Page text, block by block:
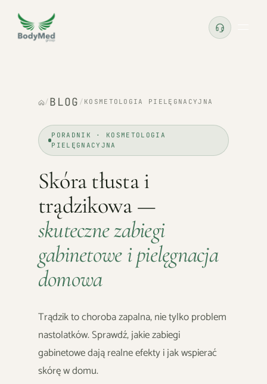
/ BLOG / KOSMETOLOGIA PIELĘGNACYJNA
PORADNIK · KOSMETOLOGIA
PIELĘGNACYJNA
Skóra tłusta i
trądzikowa —
skuteczne zabiegi
gabinetowe i pielęgnacja
domowa
Trądzik to choroba zapalna, nie tylko problem
nastolatków. Sprawdź, jakie zabiegi
gabinetowe dają realne efekty i jak wspierać
skórę w domu.